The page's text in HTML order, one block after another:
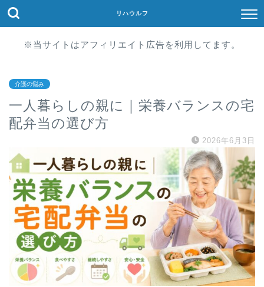
リハウルフ
※当サイトはアフィリエイト広告を利用してます。
介護の悩み
一人暮らしの親に｜栄養バランスの宅
配弁当の選び方
2026年6月3日